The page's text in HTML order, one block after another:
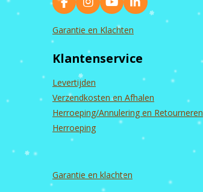
F
a
c
o
k
I
n
s
a
g
a
m
Y
o
u
b
L
i
d
Garantie en Klachten
Klantenservice
Levertijden
Verzendkosten en Afhalen
Herroeping/Annulering en Retourneren
Herroeping
Garantie en klachten